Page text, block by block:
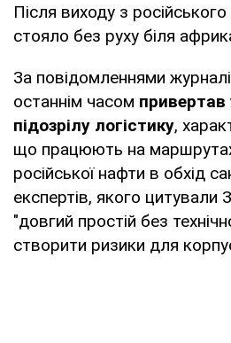
Після виходу з
стояло без руху біля
За повідомленнями
останнім часом привертав
підозрілу логістику,
що працюють на
російської нафти в обхід
експертів, якого цитували
"довгий простій без
створити ризики для